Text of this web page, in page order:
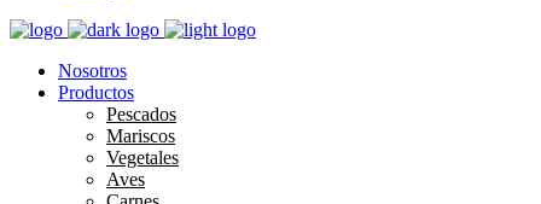
Nosotros
Productos
Pescados
Mariscos
Vegetales
Aves